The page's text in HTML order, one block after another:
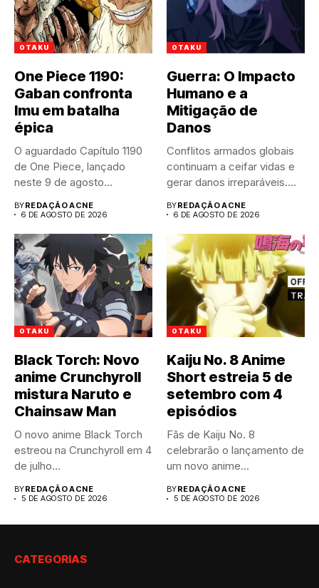
OTAKU
One Piece 1190:
Gaban confronta
Imu em batalha
épica
O aguardado Capítulo 1190
de One Piece, lançado
neste 9 de agosto...
BYREDAÇÃO ACNE
6 DE AGOSTO DE 2026
OTAKU
Guerra: O Impacto
Humano e a
Mitigação de
Danos
Conflitos armados globais
continuam a ceifar vidas e
gerar danos irreparáveis.
BYREDAÇÃO ACNE
6 DE AGOSTO DE 2026
OTAKU
Black Torch: Novo
anime Crunchyroll
mistura Naruto e
Chainsaw Man
O novo anime Black Torch
estreou na Crunchyroll em 4
de julho...
BYREDAÇÃO ACNE
5 DE AGOSTO DE 2026
OTAKU
Kaiju No. 8 Anime
Short estreia 5 de
setembro com 4
episódios
Fãs de Kaiju No. 8
celebrarão o lançamento de
um novo anime...
BYREDAÇÃO ACNE
5 DE AGOSTO DE 2026
CATEGORIAS